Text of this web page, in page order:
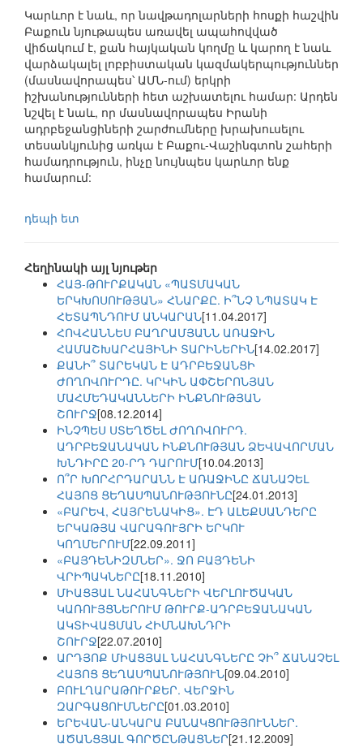
Կարևոր է նաև, որ նավթադոլարների հոսքի հաշվին
Բաքուն նյութապես առավել ապահովված
վիճակում է, քան հայկական կողմը և կարող է նաև
վարձակալել լոբբիստական կազմակերպություններ
(մասնավորապես՝ ԱՄՆ-ում) երկրի
իշխանությունների հետ աշխատելու համար: Արդեն
նշվել է նաև, որ մասնավորապես Իրանի
ադրբեջանցիների շարժումները խրախուսելու
տեսանկյունից առկա է Բաքու-Վաշինգտոն շահերի
համադրություն, ինչը նույնպես կարևոր ենք
համարում:
դեպի ետ
Հեղինակի այլ նյութեր
ՀԱՅ-ԹՈՒՐՔԱԿԱՆ «ՊԱՏՄԱԿԱՆ
ԵՐԿԽՈՍՈՒԹՅԱՆ» ՀՆԱՐՔԸ. Ի՞ՆՉ ՆՊԱՏԱԿ Է
ՀԵՏԱՊՆԴՈՒՄ ԱՆԿԱՐԱՆ[11.04.2017]
ՀՈՎՀԱՆՆԵՍ ԲԱՂՐԱՄՅԱՆՆ ԱՌԱՋԻՆ
ՀԱՄԱՇԽԱՐՀԱՅԻՆԻ ՏԱՐԻՆԵՐԻՆ[14.02.2017]
ՔԱՆԻ՞ ՏԱՐԵԿԱՆ Է ԱԴՐԲԵՋԱՆՑԻ
ԺՈՂՈՎՈՒՐԴԸ. ԿՐԿԻՆ ԱՓՇԵՐՈՆՅԱՆ
ՄԱՀՄԵԴԱԿԱՆՆԵՐԻ ԻՆՔՆՈՒԹՅԱՆ
ՇՈՒՐՋ[08.12.2014]
ԻՆՉՊԵՍ ՍՏԵՂԾԵԼ ԺՈՂՈՎՈՒՐԴ.
ԱԴՐԲԵՋԱՆԱԿԱՆ ԻՆՔՆՈՒԹՅԱՆ ՁԵՎԱՎՈՐՄԱՆ
ԽՆԴԻՐԸ 20-ՐԴ ԴԱՐՈՒՄ[10.04.2013]
Ո՞Ր ԽՈՐՀՐԴԱՐԱՆՆ Է ԱՌԱՋԻՆԸ ՃԱՆԱՉԵԼ
ՀԱՅՈՑ ՑԵՂԱՍՊԱՆՈՒԹՅՈՒՆԸ[24.01.2013]
«ԲԱՐԵՎ, ՀԱՅՐԵՆԱԿԻՑ». ԷԴ ԱԼԵՔՍԱՆԴԵՐԸ
ԵՐԿԱԹՅԱ ՎԱՐԱԳՈՒՅՐԻ ԵՐԿՈՒ
ԿՈՂՄԵՐՈՒՄ[22.09.2011]
«ԲԱՅԴԵՆԻԶՄՆԵՐ». ՋՈ ԲԱՅԴԵՆԻ
ՎՐԻՊԱԿՆԵՐԸ[18.11.2010]
ՄԻԱՑՅԱԼ ՆԱՀԱՆԳՆԵՐԻ ՎԵՐԼՈՒԾԱԿԱՆ
ԿԱՌՈՒՅՑՆԵՐՈՒՄ ԹՈՒՐՔ-ԱԴՐԲԵՋԱՆԱԿԱՆ
ԱԿՏԻՎԱՑՄԱՆ ՀԻՄՆԱԽՆԴՐԻ
ՇՈՒՐՋ[22.07.2010]
ԱՐԴՅՈՔ ՄԻԱՑՅԱԼ ՆԱՀԱՆԳՆԵՐԸ ՉԻ՞ ՃԱՆԱՉԵԼ
ՀԱՅՈՑ ՑԵՂԱՍՊԱՆՈՒԹՅՈՒՆ[09.04.2010]
ԲՈՒԼՂԱՐԱԹՈՒՐՔԵՐ. ՎԵՐՋԻՆ
ԶԱՐԳԱՑՈՒՄՆԵՐԸ[01.03.2010]
ԵՐԵՎԱՆ-ԱՆԿԱՐԱ ԲԱՆԱԿՑՈՒԹՅՈՒՆՆԵՐ.
ԱԾԱՆՑՅԱԼ ԳՈՐԾԸՆԹԱՑՆԵՐ[21.12.2009]